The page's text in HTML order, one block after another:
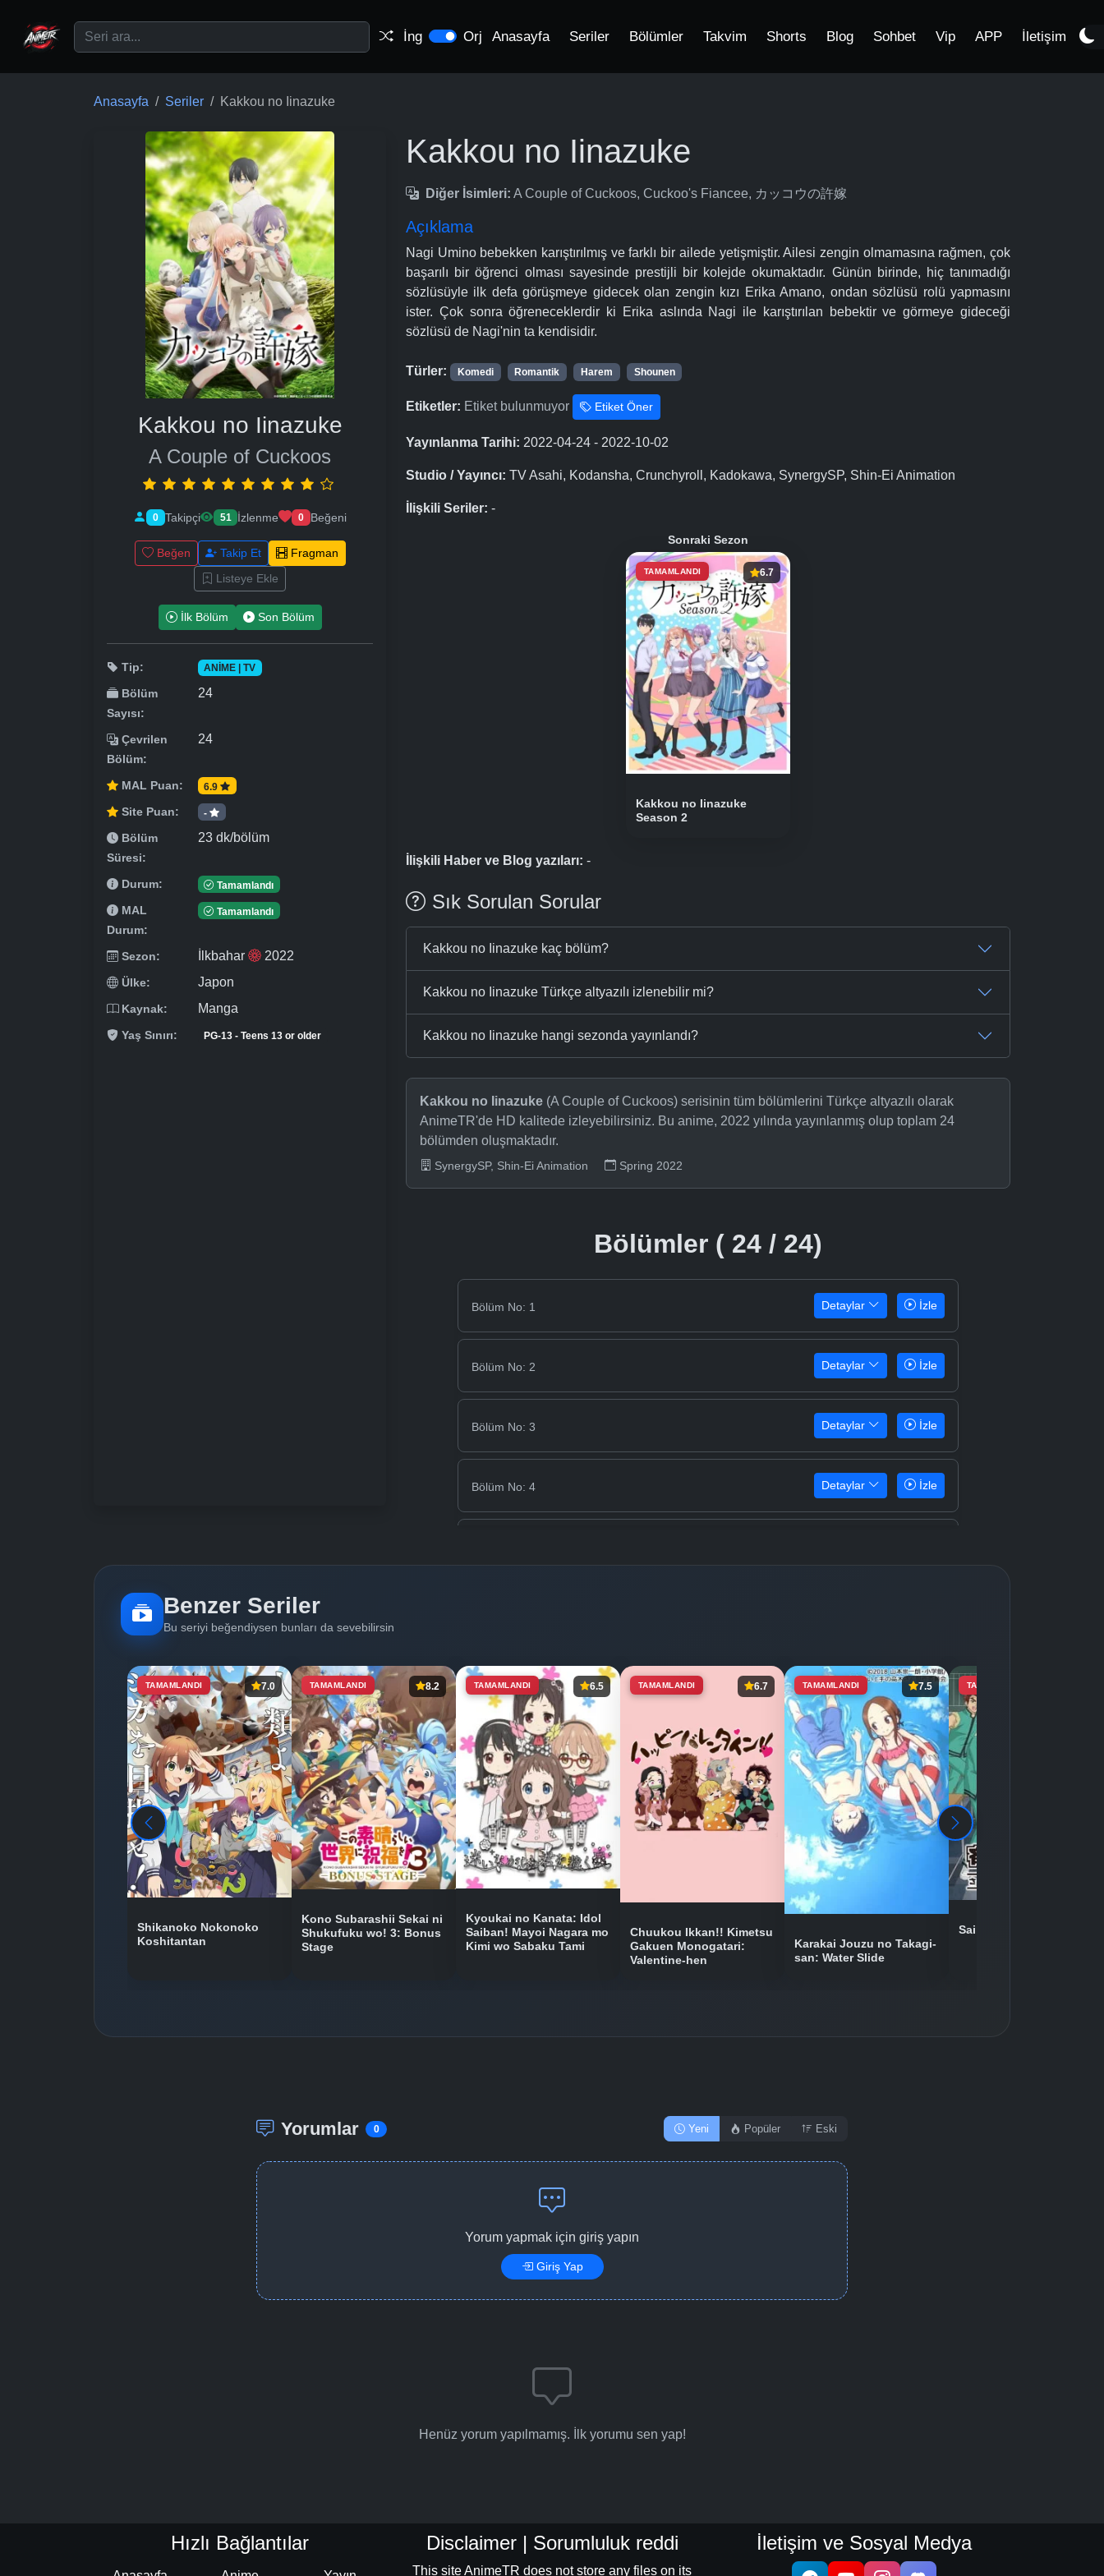
İng Orj Anasayfa Seriler Bölümler Takvim Shorts Blog Sohbet Vip APP İletişim
Anasayfa Seriler Kakkou no Iinazuke
Kakkou no Iinazuke
A Couple of Cuckoos
0 Takipçi 51 İzlenme 0 Beğeni
Beğen Takip Et
Fragman
Listeye Ekle
İlk Bölüm Son Bölüm
Tip: ANIME | TV
Bölüm
Sayısı:
24
Çevrilen
Bölüm:
24
MAL Puan: 6.9
Site Puan: -
Bölüm
Süresi:
23 dk/bölüm
Durum: Tamamlandı
MAL
Durum:
Tamamlandı
Sezon: İlkbahar 2022
Ülke: Japon
Kaynak: Manga
Yaş Sınırı: PG-13 - Teens 13 or older
Kakkou no Iinazuke
Diğer İsimleri: A Couple of Cuckoos, Cuckoo's Fiancee, カッコウの許嫁
Açıklama
Nagi Umino bebekken karıştırılmış ve farklı bir ailede yetişmiştir. Ailesi zengin olmamasına rağmen, çok
başarılı bir öğrenci olması sayesinde prestijli bir kolejde okumaktadır. Günün birinde, hiç tanımadığı
sözlüsüyle ilk defa görüşmeye gidecek olan zengin kızı Erika Amano, ondan sözlüsü rolü yapmasını
ister. Çok sonra öğreneceklerdir ki Erika aslında Nagi ile karıştırılan bebektir ve görmeye gideceği
sözlüsü de Nagi'nin ta kendisidir.
Türler: Komedi Romantik Harem Shounen
Etiketler: Etiket bulunmuyor Etiket Öner
Yayınlanma Tarihi: 2022-04-24 - 2022-10-02
Studio / Yayıncı: TV Asahi, Kodansha, Crunchyroll, Kadokawa, SynergySP, Shin-Ei Animation
İlişkili Seriler: -
Sonraki Sezon
TAMAMLANDI 6.7
Kakkou no Iinazuke
Season 2
İlişkili Haber ve Blog yazıları: -
Sık Sorulan Sorular
Kakkou no Iinazuke kaç bölüm?
Kakkou no Iinazuke Türkçe altyazılı izlenebilir mi?
Kakkou no Iinazuke hangi sezonda yayınlandı?
Kakkou no Iinazuke (A Couple of Cuckoos) serisinin tüm bölümlerini Türkçe altyazılı olarak
AnimeTR'de HD kalitede izleyebilirsiniz. Bu anime, 2022 yılında yayınlanmış olup toplam 24
bölümden oluşmaktadır.
SynergySP, Shin-Ei Animation Spring 2022
Bölümler ( 24 / 24)
Bölüm No: 1 Detaylar İzle
Bölüm No: 2 Detaylar İzle
Bölüm No: 3 Detaylar İzle
Bölüm No: 4 Detaylar İzle
Bölüm No: 7 Detaylar İzle
Bölüm No: 8 Detaylar İzle
Bölüm No: 9 Detaylar İzle
Bölüm No: 10 Detaylar İzle
Detaylar
Bölüm No: 16 Detaylar
Bölüm No: 17 Detaylar
Bölüm No: 22 Detaylar İzle
Benzer Seriler
Bu seriyi beğendiysen bunları da sevebilirsin
TAMAMLANDI 7.0
Shikanoko Nokonoko
Koshitantan
TAMAMLANDI 8.2
Kono Subarashii Sekai ni
Shukufuku wo! 3: Bonus
Stage
TAMAMLANDI 6.5
Kyoukai no Kanata: Idol
Saiban! Mayoi Nagara mo
Kimi wo Sabaku Tami
TAMAMLANDI 6.7
Chuukou Ikkan!! Kimetsu
Gakuen Monogatari:
Valentine-hen
TAMAMLANDI 7.5
Karakai Jouzu no Takagi-
san: Water Slide
TAMAMLANDI
Saiki Kusuo no Ψ-nan 2
Yorumlar 0 Yeni Popüler Eski
Yorum yapmak için giriş yapın
Giriş Yap
Henüz yorum yapılmamış. İlk yorumu sen yap!
Hızlı Bağlantılar Disclaimer | Sorumluluk reddi
This site AnimeTR does not store any files on its
İletişim ve Sosyal Medya